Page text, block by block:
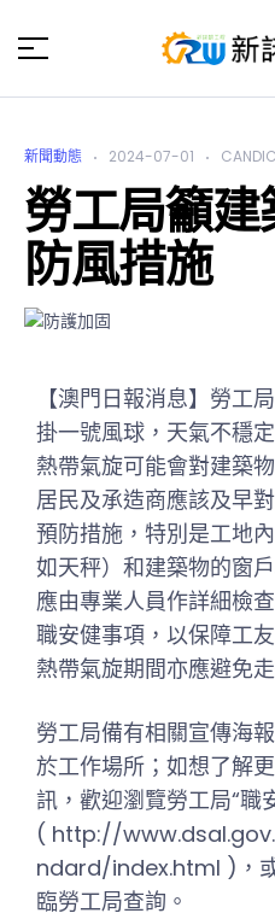
新聞動態 2024-07-01
勞工局籲
防風措施
【澳門日報消息】勞工
掛一號風球，天氣不穩
熱帶氣旋可能會對建築
居民及承造商應該及早
預防措施，特別是工地
如天秤）和建築物的窗
應由專業人員作詳細檢
職安健事項，以保障工
熱帶氣旋期間亦應避免
勞工局備有相關宣傳海
於工作場所；如想了解
訊，歡迎瀏覽勞工局“職
( http://
ndard/index.html )，
臨勞工局查詢。